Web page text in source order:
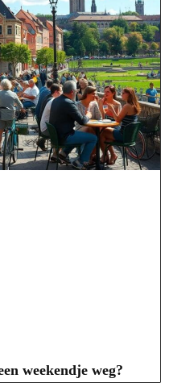
weekendje weg?